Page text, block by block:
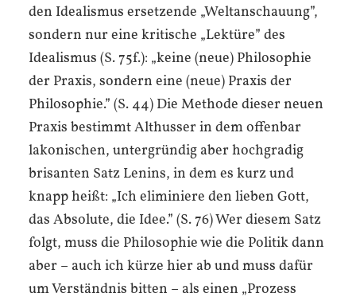
den Idealismus ersetzende „Weltanschauung”,
sondern nur eine kritische „Lektüre” des
Idealismus (S. 75f.): „keine (neue) Philosophie
der Praxis, sondern eine (neue) Praxis der
Philosophie.” (S. 44) Die Methode dieser neuen
Praxis bestimmt Althusser in dem offenbar
lakonischen, untergründig aber hochgradig
brisanten Satz Lenins, in dem es kurz und
knapp heißt: „Ich eliminiere den lieben Gott,
das Absolute, die Idee.” (S. 76) Wer diesem Satz
folgt, muss die Philosophie wie die Politik dann
aber – auch ich kürze hier ab und muss dafür
um Verständnis bitten – als einen „Prozess